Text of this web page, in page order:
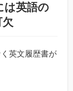
は英語の
英文履歴書が